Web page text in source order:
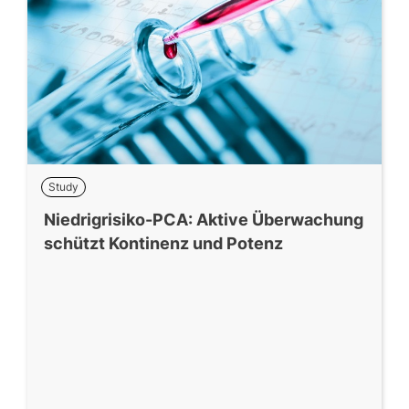
Study
Niedrigrisiko-PCA: Aktive Überwachung
schützt Kontinenz und Potenz